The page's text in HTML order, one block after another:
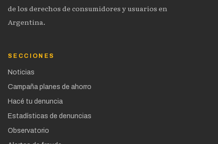
de los derechos de consumidores y usuarios en
Argentina.
SECCIONES
Noticias
Campaña planes de ahorro
Hacé tu denuncia
Estadísticas de denuncias
Observatorio